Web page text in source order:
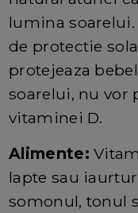
lumina soarelui.
de protectie
protejeaza
soarelui, nu vor
vitaminei D.
Alimente:
lapte sau
somonul, tonul